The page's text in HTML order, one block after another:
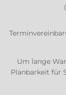
Um lange
Planbarkeit für